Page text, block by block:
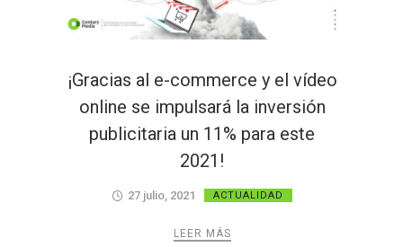
¡Gracias al e-commerce y el vídeo
online se impulsará la inversión
publicitaria un 11% para este
2021!
27 julio, 2021 ACTUALIDAD
LEER MÁS